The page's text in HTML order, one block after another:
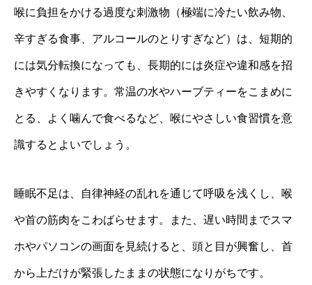
喉に負担をかける過度な刺激物（極端に冷たい飲み物、
辛すぎる食事、アルコールのとりすぎなど）は、短期的
には気分転換になっても、長期的には炎症や違和感を招
きやすくなります。常温の水やハーブティーをこまめに
とる、よく噛んで食べるなど、喉にやさしい食習慣を意
識するとよいでしょう。
睡眠不足は、自律神経の乱れを通じて呼吸を浅くし、喉
や首の筋肉をこわばらせます。また、遅い時間までスマ
ホやパソコンの画面を見続けると、頭と目が興奮し、首
から上だけが緊張したままの状態になりがちです。